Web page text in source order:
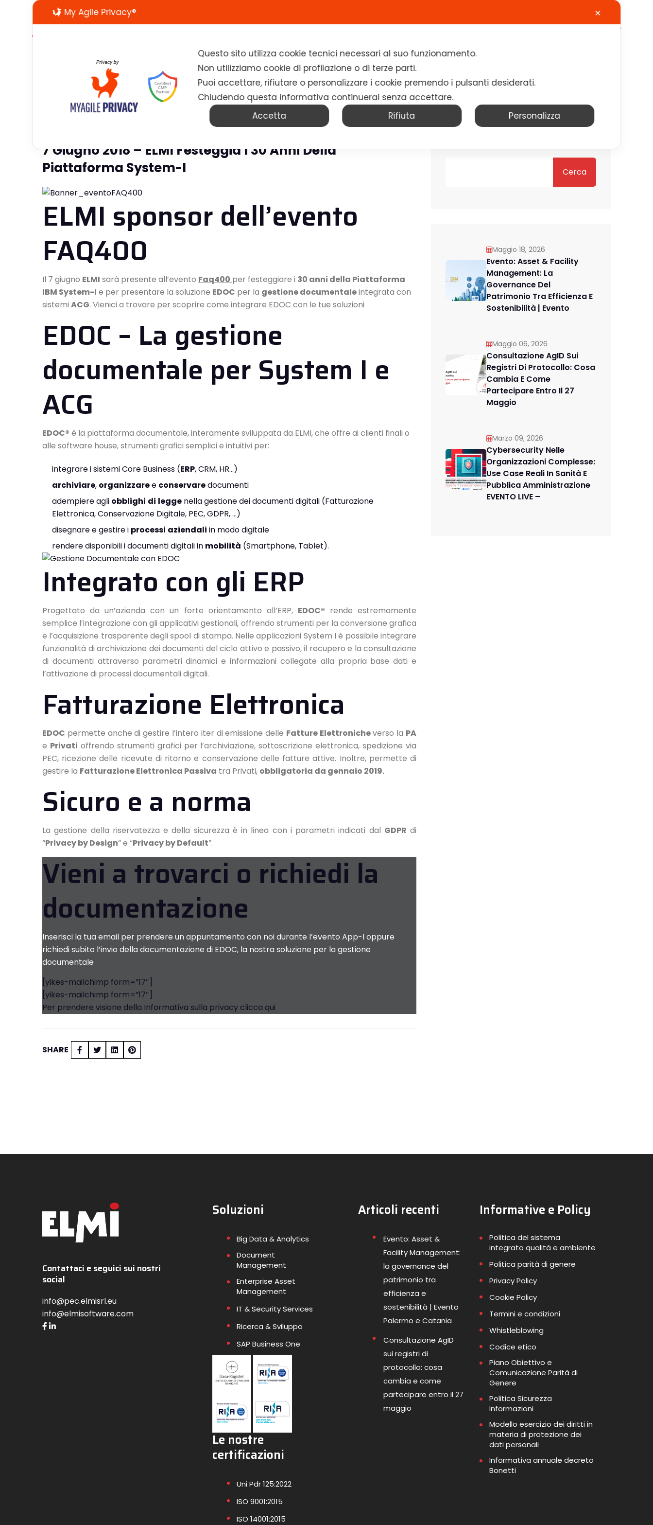
Home Chi siamo Soluzioni News Calendario Contatti Lavora con noi
7 Giugno 2018 – ELMI Festeggia I 30 Anni Della
Piattaforma System-I
ELMI sponsor dell’evento
FAQ400
Il 7 giugno ELMI sarà presente all’evento Faq400 per festeggiare i 30 anni della Piattaforma
IBM System-I e per presentare la soluzione EDOC per la gestione documentaleintegrata con
sistemi ACG. Vienici a trovare per scoprire come integrare EDOC con le tue soluzioni
EDOC – La gestione
documentale per System I e
ACG
EDOC® è la piattaforma documentale, interamente sviluppata da ELMI, che offre ai clienti finali o
alle software house, strumenti grafici semplici e intuitivi per:
integrare i sistemi Core Business (ERP, CRM, HR…)
archiviare, organizzaree conservaredocumenti
adempiere agli obblighi di legge nella gestione dei documenti digitali (Fatturazione
Elettronica, Conservazione Digitale, PEC, GDPR, …)
disegnare e gestire i processi aziendali in modo digitale
rendere disponibili i documenti digitali in mobilità (Smartphone, Tablet).
Integrato con gli ERP
Progettato da un’azienda con un forte orientamento all’ERP, EDOC® rende estremamente
semplice l’integrazione con gli applicativi gestionali, offrendo strumenti per la conversione grafica
e l’acquisizione trasparente degli spool di stampa. Nelle applicazioni System I è possibile integrare
funzionalità di archiviazione dei documenti del ciclo attivo e passivo, il recupero e la consultazione
di documenti attraverso parametri dinamici e informazioni collegate alla propria base dati e
l’attivazione di processi documentali digitali.
Fatturazione Elettronica
EDOC permette anche di gestire l’intero iter di emissione delle Fatture Elettronicheverso la PA
e Privati offrendo strumenti grafici per l’archiviazione, sottoscrizione elettronica, spedizione via
PEC, ricezione delle ricevute di ritorno e conservazione delle fatture attive. Inoltre, permette di
gestire la Fatturazione Elettronica Passiva tra Privati, obbligatoria da gennaio 2019.
Sicuro e a norma
La gestione della riservatezza e della sicurezza è in linea con i parametri indicati dal GDPR di
“Privacy by Design” e “Privacy by Default”.
Vieni a trovarci o richiedi la
documentazione
Inserisci la tua email per prendere un appuntamento con noi durante l’evento App-I oppure
richiedi subito l’invio della documentazione di EDOC, la nostra soluzione per la gestione
documentale
[yikes-mailchimp form=”17″]
[yikes-mailchimp form=”17″]
Per prendere visione della Informativa sulla privacy clicca qui
SHARE
Cerca
Maggio 18, 2026
Evento: Asset & Facility
Management: La
Governance Del
Patrimonio Tra Efficienza E
Sostenibilità | Evento
Maggio 06, 2026
Consultazione AgID Sui
Registri Di Protocollo: Cosa
Cambia E Come
Partecipare Entro Il 27
Maggio
Marzo 09, 2026
Cybersecurity Nelle
Organizzazioni Complesse:
Use Case Reali In Sanità E
Pubblica Amministrazione
EVENTO LIVE –
Contattaci e seguici sui nostri
social
info@pec.elmisrl.eu
info@elmisoftware.com
Soluzioni
Big Data & Analytics
Document
Management
Enterprise Asset
Management
IT & Security Services
Ricerca & Sviluppo
SAP Business One
Le nostre
certificazioni
Uni Pdr 125:2022
ISO 9001:2015
ISO 14001:2015
Articoli recenti
Evento: Asset &
Facility Management:
la governance del
patrimonio tra
efficienza e
sostenibilità | Evento
Palermo e Catania
Consultazione AgID
sui registri di
protocollo: cosa
cambia e come
partecipare entro il 27
maggio
Informative e Policy
Politica del sistema
integrato qualità e ambiente
Politica parità di genere
Privacy Policy
Cookie Policy
Termini e condizioni
Whistleblowing
Codice etico
Piano Obiettivo e
Comunicazione Parità di
Genere
Politica Sicurezza
Informazioni
Modello esercizio dei diritti in
materia di protezione dei
dati personali
Informativa annuale decreto
Bonetti
My Agile Privacy® ✕
Questo sito utilizza cookie tecnici necessari al suo funzionamento.
Non utilizziamo cookie di profilazione o di terze parti.
Puoi accettare, rifiutare o personalizzare i cookie premendo i pulsanti desiderati.
Chiudendo questa informativa continuerai senza accettare.
Accetta
Rifiuta Personalizza